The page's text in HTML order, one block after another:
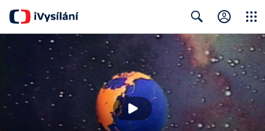
Search Close